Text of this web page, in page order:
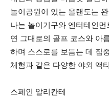
놀이공원이 있는 올랜도는
나는 놀이기구와 엔터테인
연 그대로의 골프 코스와 아
하며 스스로를 보듬는 데 집
체험과 같은 다양한 야외 액
스페인 알리칸테